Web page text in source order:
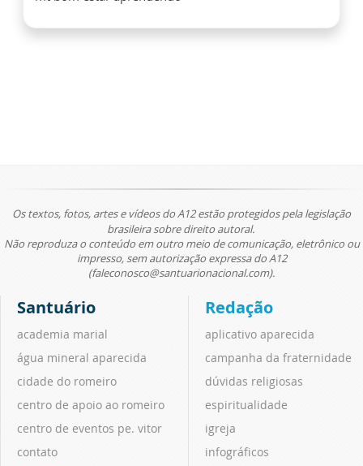
Os textos, fotos, artes e vídeos do A12 estão protegidos pela legislação
brasileira sobre direito autoral.
Não reproduza o conteúdo em outro meio de comunicação, eletrônico ou
impresso, sem autorização expressa do A12
(faleconosco@santuarionacional.com).
Santuário
academia marial
água mineral aparecida
cidade do romeiro
centro de apoio ao romeiro
centro de eventos pe. vitor
contato
Redação
aplicativo aparecida
campanha da fraternidade
dúvidas religiosas
espiritualidade
igreja
infográficos